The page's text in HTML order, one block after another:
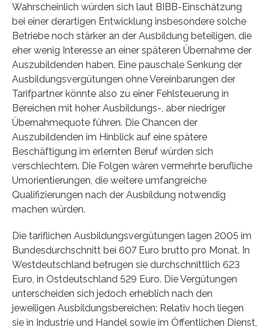
Wahrscheinlich würden sich laut BIBB-Einschätzung
bei einer derartigen Entwicklung insbesondere solche
Betriebe noch stärker an der Ausbildung beteiligen, die
eher wenig Interesse an einer späteren Übernahme der
Auszubildenden haben. Eine pauschale Senkung der
Ausbildungsvergütungen ohne Vereinbarungen der
Tarifpartner könnte also zu einer Fehlsteuerung in
Bereichen mit hoher Ausbildungs-, aber niedriger
Übernahmequote führen. Die Chancen der
Auszubildenden im Hinblick auf eine spätere
Beschäftigung im erlernten Beruf würden sich
verschlechtern. Die Folgen wären vermehrte berufliche
Umorientierungen, die weitere umfangreiche
Qualifizierungen nach der Ausbildung notwendig
machen würden.
Die tariflichen Ausbildungsvergütungen lagen 2005 im
Bundesdurchschnitt bei 607 Euro brutto pro Monat. In
Westdeutschland betrugen sie durchschnittlich 623
Euro, in Ostdeutschland 529 Euro. Die Vergütungen
unterscheiden sich jedoch erheblich nach den
jeweiligen Ausbildungsbereichen: Relativ hoch liegen
sie in Industrie und Handel sowie im Öffentlichen Dienst,